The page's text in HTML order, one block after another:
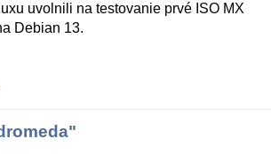
uvolnili na testovanie prvé ISO MX
Debian 13.